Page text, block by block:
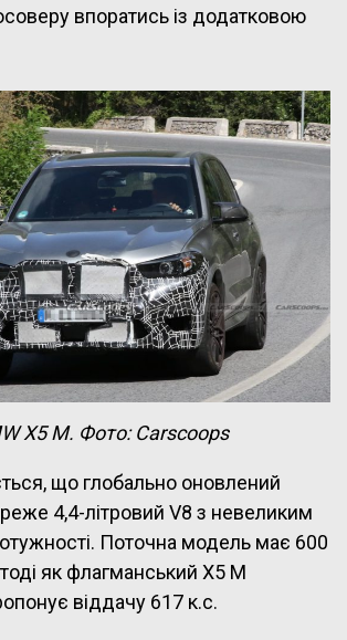
впоратись із додатковою
X5 M. Фото: Carscoops
що глобально оновлений
4,4-літровий V8 з невеликим
Поточна модель має 600
як флагманський X5 M
віддачу 617 к.с.